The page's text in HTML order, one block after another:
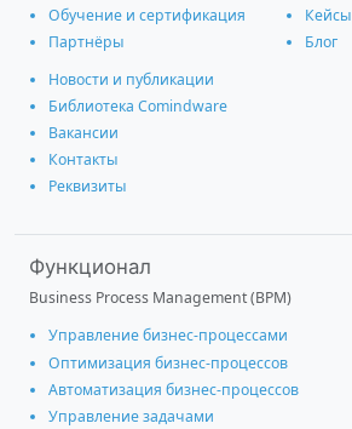
Обучение и сертификация
Партнёры
Кейсы
Блог
Новости и публикации
Библиотека Comindware
Вакансии
Контакты
Реквизиты
Функционал
Business Process Management (BPM)
Управление бизнес-процессами
Оптимизация бизнес-процессов
Автоматизация бизнес-процессов
Управление задачами